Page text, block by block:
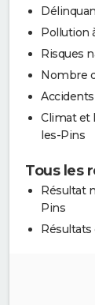
Pollution
Risques
Nombre
Climat et
les-Pins
Tous les
Résultat
Pins
Résultats